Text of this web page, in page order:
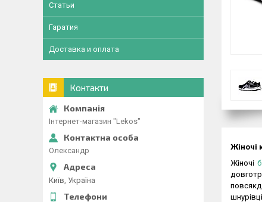
Жіночі
Жіночі
Статьи
Гаратия
Доставка и оплата
Контакти
Інтернет-магазин "Lekos"
Олександр
Київ, Україна